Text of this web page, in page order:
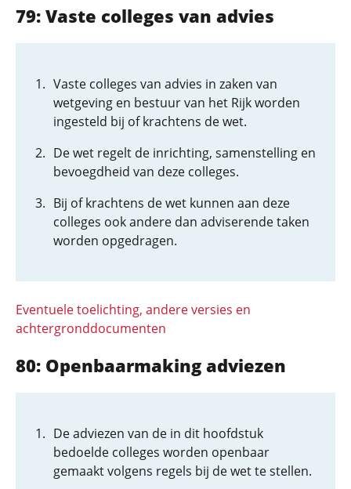
79: Vaste colleges van advies
Vaste colleges van advies in zaken van
wetgeving en bestuur van het Rijk worden
ingesteld bij of krachtens de wet.
De wet regelt de inrichting, samenstelling en
bevoegdheid van deze colleges.
Bij of krachtens de wet kunnen aan deze
colleges ook andere dan adviserende taken
worden opgedragen.
Eventuele toelichting, andere versies en
achtergronddocumenten
80: Openbaarmaking adviezen
De adviezen van de in dit hoofdstuk
bedoelde colleges worden openbaar
gemaakt volgens regels bij de wet te stellen.